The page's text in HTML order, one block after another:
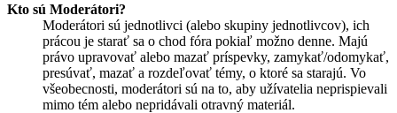
Kto sú Moderátori?
Moderátori sú jednotlivci (alebo skupiny jednotlivcov), ich
prácou je starať sa o chod fóra pokiaľ možno denne. Majú
právo upravovať alebo mazať príspevky, zamykať/odomykať,
presúvať, mazať a rozdeľovať témy, o ktoré sa starajú. Vo
všeobecnosti, moderátori sú na to, aby užívatelia neprispievali
mimo tém alebo nepridávali otravný materiál.